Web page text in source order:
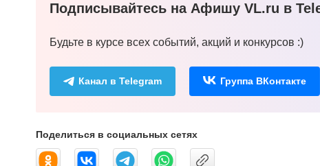
Подписывайтесь на Афишу VL.ru в
Будьте в курсе всех событий, акций и конкурсов :)
Канал в Telegram Группа ВКонтакте
Поделиться в социальных сетях